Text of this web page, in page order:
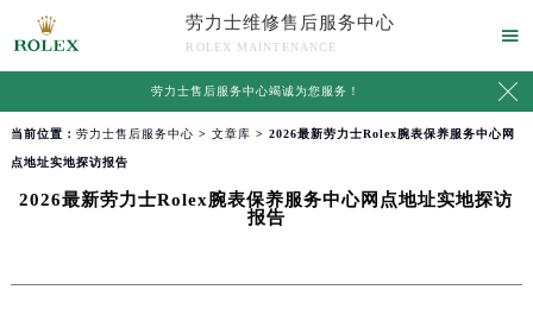
劳力士维修售后服务中心
ROLEX MAINTENANCE

劳力士售后服务中心竭诚为您服务！ 
当前位置： 劳力士售后服务中心 > 文章库 > 2026最新劳力士Rolex腕表保养服务中心网
点地址实地探访报告
2026最新劳力士Rolex腕表保养服务中心网点地址实地探访
报告